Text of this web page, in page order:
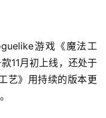
游戏《魔法工
11月初上线，还处于
艺》用持续的版本更